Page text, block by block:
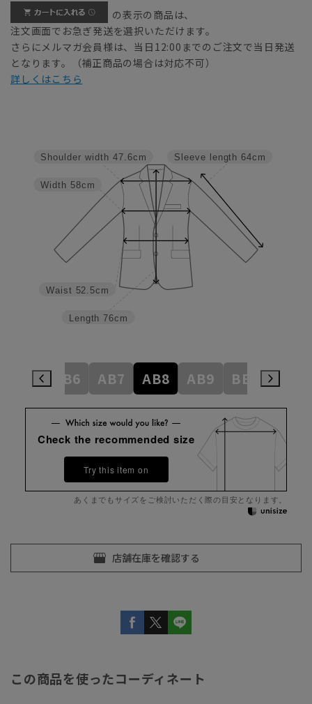
の表示の商品は、
注文画面でお急ぎ発送を選択いただけます。
さらにメルマガ会員様は、当日12:00までのご注文で当日発送
となります。（補正商品の場合は対応不可）
詳しくはこちら
Sleeve length 64cm
Length 76cm
Waist 52.5cm
Width 58cm
Shoulder width 47.6cm
AB6 AB7 AB8 AB9 BE3
Check the recommended size
Try this item on
あくまでもサイズをご検討いただく際の目安となります。
この商品を使ったコーディネート